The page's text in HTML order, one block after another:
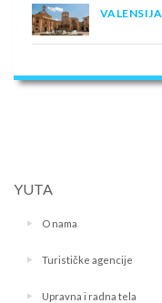
YUTA
O nama
Turističke agencije
Upravna i radna tela